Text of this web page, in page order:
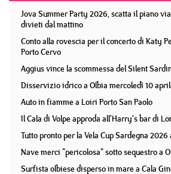
Jova Summer Party 2026, scatta il piano
divieti dal mattino
Conto alla rovescia per il concerto di Katy
Porto Cervo
Aggius vince la scommessa del Silent
Disservizio idrico a Olbia mercoledì 10
Auto in fiamme a Loiri Porto San Paolo
Il Cala di Volpe approda all'Harry's bar di
Tutto pronto per la Vela Cup Sardegna
Nave merci "pericolosa" sotto sequestro a
Surfista olbiese disperso in mare a Cala